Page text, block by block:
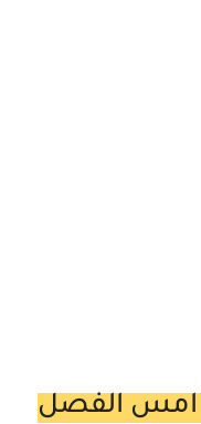
امس الفصل